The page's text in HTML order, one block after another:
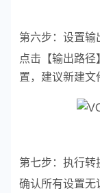
第六步：设置输
点击【输出路
置，建议新建文
第七步：执行转
确认所有设置无